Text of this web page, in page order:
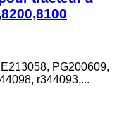
PG200609,
r344093,...